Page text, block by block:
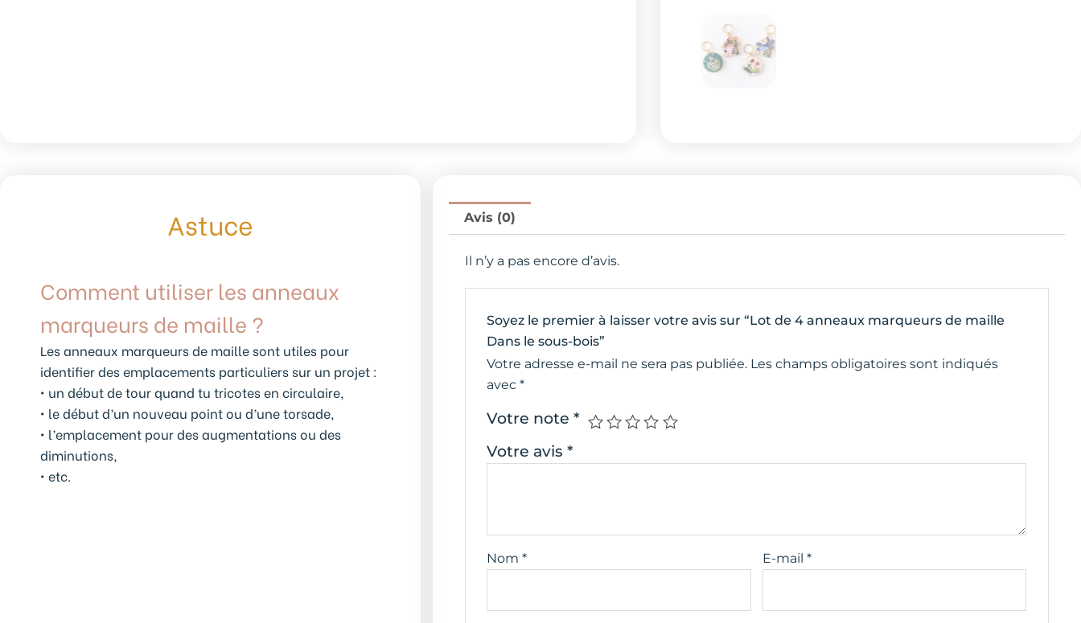
Astuce
Comment utiliser les anneaux
marqueurs de maille ?
Les anneaux marqueurs de maille sont utiles pour
identifier des emplacements particuliers sur un projet :
• un début de tour quand tu tricotes en circulaire,
• le début d’un nouveau point ou d’une torsade,
• l’emplacement pour des augmentations ou des
diminutions,
• etc.
Avis (0)
Il n’y a pas encore d’avis.
Soyez le premier à laisser votre avis sur “Lot de 4 anneaux marqueurs de maille
Dans le sous-bois”
Votre adresse e-mail ne sera pas publiée. Les champs obligatoires sont indiqués
avec*
Votre note*
Votre avis*
Nom* E-mail *